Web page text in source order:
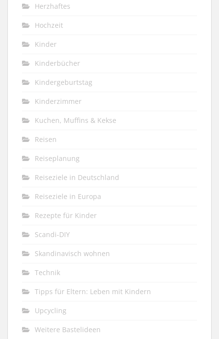
Herzhaftes
Hochzeit
Kinder
Kinderbücher
Kindergeburtstag
Kinderzimmer
Kuchen, Muffins & Kekse
Reisen
Reiseplanung
Reiseziele in Deutschland
Reiseziele in Europa
Rezepte für Kinder
Scandi-DIY
Skandinavisch wohnen
Technik
Tipps für Eltern: Leben mit Kindern
Upcycling
Weitere Bastelideen